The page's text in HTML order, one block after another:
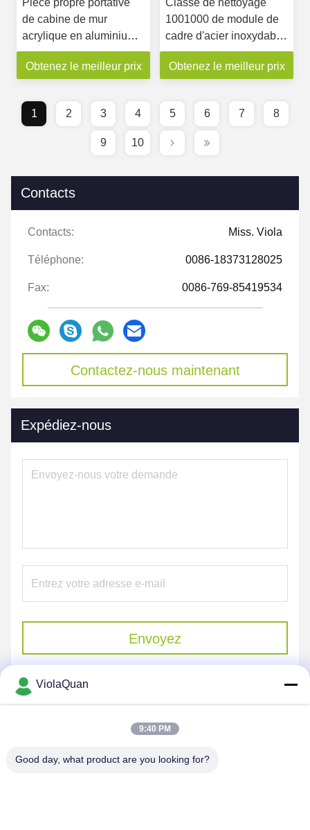
Pièce propre portative
de cabine de mur
acrylique en aluminium
de cadre pour l'industrie
de paquet d'Indonisia
Obtenez le meilleur prix
Classe de nettoyage
1001000 de module de
cadre d'acier inoxydable
de cabine de filtre
d'industrie de sucrerie
Obtenez le meilleur prix
1 2 3 4 5 6 7 8
9 10
Contacts
Contacts: Miss. Viola
Téléphone: 0086-18373128025
Fax: 0086-769-85419534
Contactez-nous maintenant
Expédiez-nous
Envoyez
ViolaQuan
9:40 PM
Good day, what product are you looking for?